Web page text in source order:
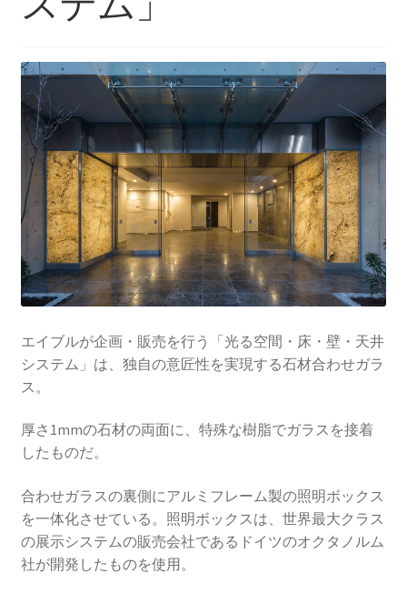
エイブルが企画・販売を行う「光る空間・床・壁・天井
システム」は、独自の意匠性を実現する石材合わせガラ
ス。
厚さ1mmの石材の両面に、特殊な樹脂でガラスを接着
したものだ。
合わせガラスの裏側にアルミフレーム製の照明ボックス
を一体化させている。照明ボックスは、世界最大クラス
の展示システムの販売会社であるドイツのオクタノルム
社が開発したものを使用。